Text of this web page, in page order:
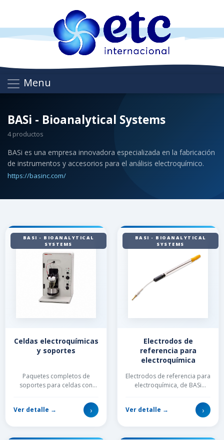
Menu
BASi - Bioanalytical Systems
4 productos
BASi es una empresa innovadora especializada en la fabricación
de instrumentos y accesorios para el análisis electroquímico.
https://basinc.com/
BASI - BIOANALYTICAL
SYSTEMS
Celdas electroquímicas
y soportes
Paquetes completos de
soportes para celdas con
electroanalíticos....
Ver detalle → ›
BASI - BIOANALYTICAL
SYSTEMS
Electrodos de
referencia para
electroquímica
Electrodos de referencia para
electroquímica, de BASi
variedad de modelos,
materiales y f...
Ver detalle → ›